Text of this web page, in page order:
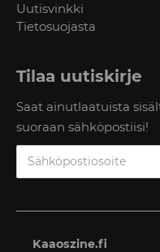
Uutisvinkki
Tietosuojasta
Tilaa uutiskirje
Saat ainutlaatuista
suoraan sähköpostiisi!
Kaaoszine.fi